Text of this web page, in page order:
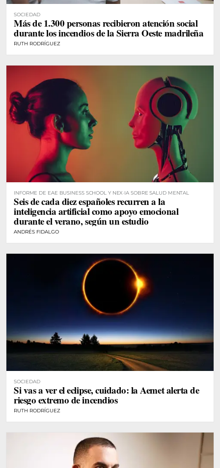
SOCIEDAD
Más de 1.300 personas recibieron atención social
durante los incendios de la Sierra Oeste madrileña
RUTH RODRÍGUEZ
INFORME DE EAE BUSINESS SCHOOL Y NEX·IA SOBRE SALUD MENTAL
Seis de cada diez españoles recurren a la
inteligencia artificial como apoyo emocional
durante el verano, según un estudio
ANDRÉS FIDALGO
SOCIEDAD
Si vas a ver el eclipse, cuidado: la Aemet alerta de
riesgo extremo de incendios
RUTH RODRÍGUEZ